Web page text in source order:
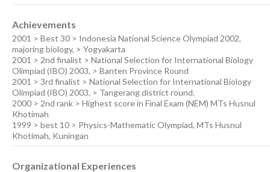
Achievements
2001 > Best 30 > Indonesia National Science Olympiad 2002,
majoring biology, > Yogyakarta
2001 > 2nd finalist > National Selection for International Biology
Olimpiad (IBO) 2003, > Banten Province Round
2001 > 3rd finalist > National Selection for International Biology
Olimpiad (IBO) 2003, > Tangerang district round.
2000 > 2nd rank > Highest score in Final Exam (NEM) MTs Husnul
Khotimah
1999 > best 10 > Physics-Mathematic Olympiad, MTs Husnul
Khotimah, Kuningan
Organizational Experiences